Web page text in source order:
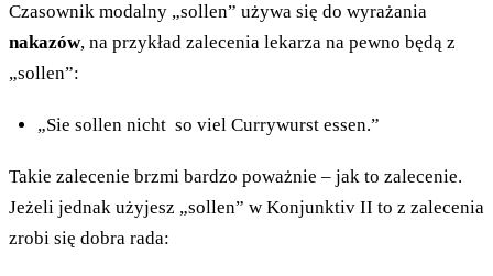
Czasownik modalny „sollen” używa się do wyrażania
nakazów, na przykład zalecenia lekarza na pewno będą z
„sollen”:
„Sie sollen nicht so viel Currywurst essen.”
Takie zalecenie brzmi bardzo poważnie – jak to zalecenie.
Jeżeli jednak użyjesz „sollen” w Konjunktiv II to z zalecenia
zrobi się dobra rada: